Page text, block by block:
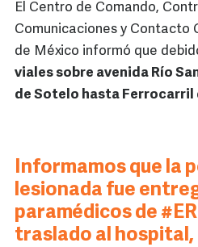
El Centro de Comando,
Comunicaciones y Contacto
de México informó que
viales sobre avenida Río
de Sotelo hasta Ferrocarril
Informamos que la
lesionada fue
paramédicos de
traslado al hospital,